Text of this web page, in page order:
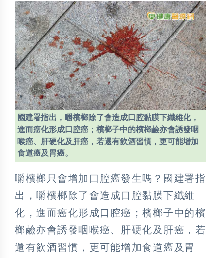
國建署指出，嚼檳榔除了會造成口腔黏膜下纖維化，
進而癌化形成口腔癌；檳榔子中的檳榔鹼亦會誘發咽
喉癌、肝硬化及肝癌，若還有飲酒習慣，更可能增加
食道癌及胃癌。
嚼檳榔只會增加口腔癌發生嗎？國建署指
出，嚼檳榔除了會造成口腔黏膜下纖維
化，進而癌化形成口腔癌；檳榔子中的檳
榔鹼亦會誘發咽喉癌、肝硬化及肝癌，若
還有飲酒習慣，更可能增加食道癌及胃